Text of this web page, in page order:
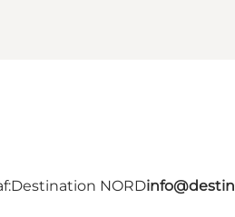
Destination NORD